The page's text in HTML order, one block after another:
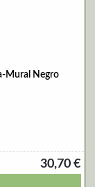
Mural Negro
30,70 €